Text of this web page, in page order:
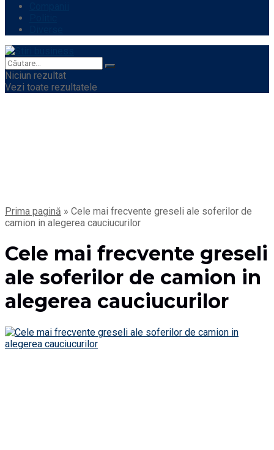
Niciun rezultat
Vezi toate rezultatele
Prima pagină » Cele mai frecvente greseli ale soferilor de
camion in alegerea cauciucurilor
Cele mai frecvente greseli
ale soferilor de camion in
alegerea cauciucurilor